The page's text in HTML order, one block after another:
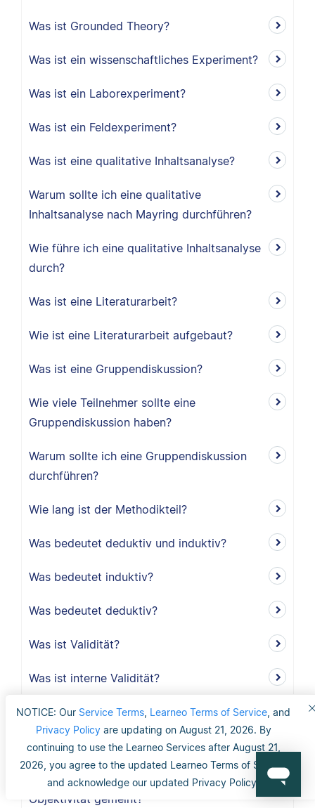
NOTICE: Our Service Terms Learneo Terms of Service , and
Privacy Policyare updating on August 21, 2026. By
continuing to use the Learneo Services after August 21,
2026, you agree to the updated Learneo Terms of Service
and acknowledge our updated Privacy Policy.
Was ist Grounded Theory?
Was ist ein wissenschaftliches Experiment?
Was ist ein Laborexperiment?
Was ist ein Feldexperiment?
Was ist eine qualitative Inhaltsanalyse?
Warum sollte ich eine qualitative
Inhaltsanalyse nach Mayring durchführen?
Wie führe ich eine qualitative Inhaltsanalyse
durch?
Was ist eine Literaturarbeit?
Wie ist eine Literaturarbeit aufgebaut?
Was ist eine Gruppendiskussion?
Wie viele Teilnehmer sollte eine
Gruppendiskussion haben?
Warum sollte ich eine Gruppendiskussion
durchführen?
Wie lang ist der Methodikteil?
Was bedeutet deduktiv und induktiv?
Was bedeutet induktiv?
Was bedeutet deduktiv?
Was ist Validität?
Was ist interne Validität?
Was versteht man unter Validität?
Was ist die Reliabilität?
Was ist mit dem Gütekriterium der
Objektivität gemeint?